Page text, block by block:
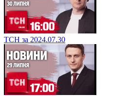
ТСН за 2024.07.30